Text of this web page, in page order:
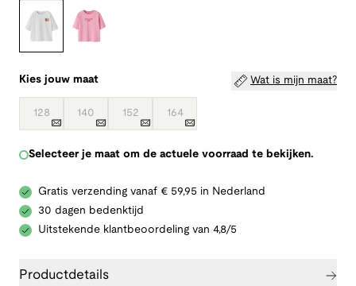
Kies jouw maat Wat is mijn maat?
128 140 152 164
Selecteer je maat om de actuele voorraad te bekijken.
Gratis verzending vanaf € 59,95 in Nederland
30 dagen bedenktijd
Uitstekende klantbeoordeling van 4,8/5
Productdetails